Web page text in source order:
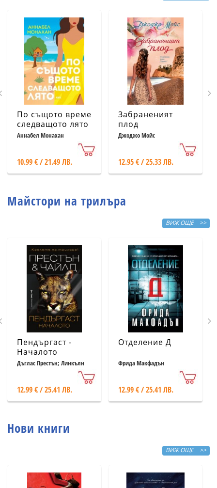
По същото време
следващото лято
Аннабел Монахан
10.99 € / 21.49 ЛВ.
Забраненият
плод
Джоджо Мойс
12.95 € / 25.33 ЛВ.
Майстори на трилъра
ВИЖ ОЩЕ >>
Пендъргаст -
Началото
Дъглас Престън; Линкълн
12.99 € / 25.41 ЛВ.
Отделение Д
Фрида Макфадън
12.99 € / 25.41 ЛВ.
Нови книги
ВИЖ ОЩЕ >>